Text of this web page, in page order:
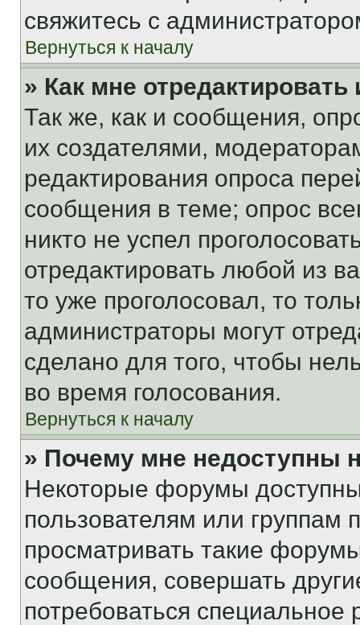
свяжитесь с
Вернуться к началу
» Как мне
Так же, как и сообщения,
их создателями,
редактирования опроса
сообщения в теме; опрос
никто не успел
отредактировать любой из
то уже проголосовал, то
администраторы могут
сделано для того, чтобы
во время голосования.
Вернуться к началу
» Почему мне недоступны
Некоторые форумы
пользователям или группам
просматривать такие
сообщения, совершать
потребоваться